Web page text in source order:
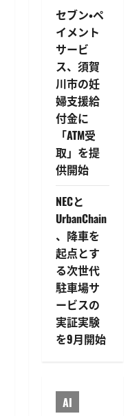
セブン・ペ
イメント
サービ
ス、須賀
川市の妊
婦支援給
付金に
「ATM受
取」を提
供開始
NECと
UrbanChain
、降車を
起点とす
る次世代
駐車場サ
ービスの
実証実験
を9月開始
AI